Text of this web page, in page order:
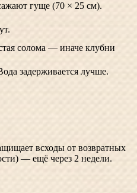
гуще (70 × 25 см).
солома — иначе клубни
задерживается лучше.
всходы от возвратных
— ещё через 2 недели.